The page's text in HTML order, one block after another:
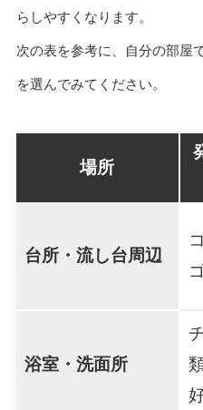
らしやすくなります。
次の表を参考に、自分の部屋
を選んでみてください。
場所
台所・流し台周辺
浴室・洗面所